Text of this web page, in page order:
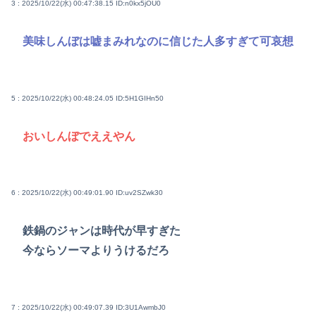
3 : 2025/10/22(水) 00:47:38.15 ID:n0kx5jOU0
美味しんぼは嘘まみれなのに信じた人多すぎて可哀想
5 : 2025/10/22(水) 00:48:24.05 ID:5H1GIHn50
おいしんぼでええやん
6 : 2025/10/22(水) 00:49:01.90 ID:uv2SZwk30
鉄鍋のジャンは時代が早すぎた
今ならソーマよりうけるだろ
7 : 2025/10/22(水) 00:49:07.39 ID:3U1AwmbJ0